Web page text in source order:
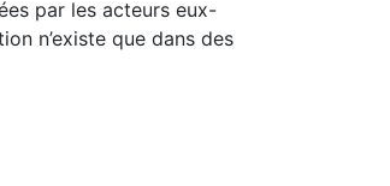
par les acteurs eux-
n’existe que dans des